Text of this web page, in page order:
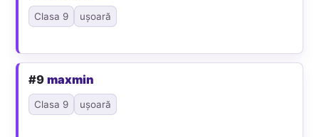
Clasa 9 ușoară
#9maxmin
Clasa 9 ușoară